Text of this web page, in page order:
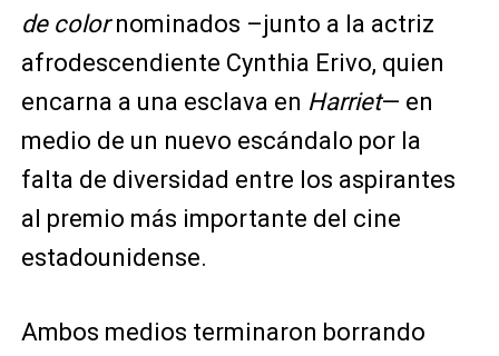
de colornominados –junto a la actriz
afrodescendiente Cynthia Erivo, quien
encarna a una esclava en Harriet— en
medio de un nuevo escándalo por la
falta de diversidad entre los aspirantes
al premio más importante del cine
estadounidense.
Ambos medios terminaron borrando